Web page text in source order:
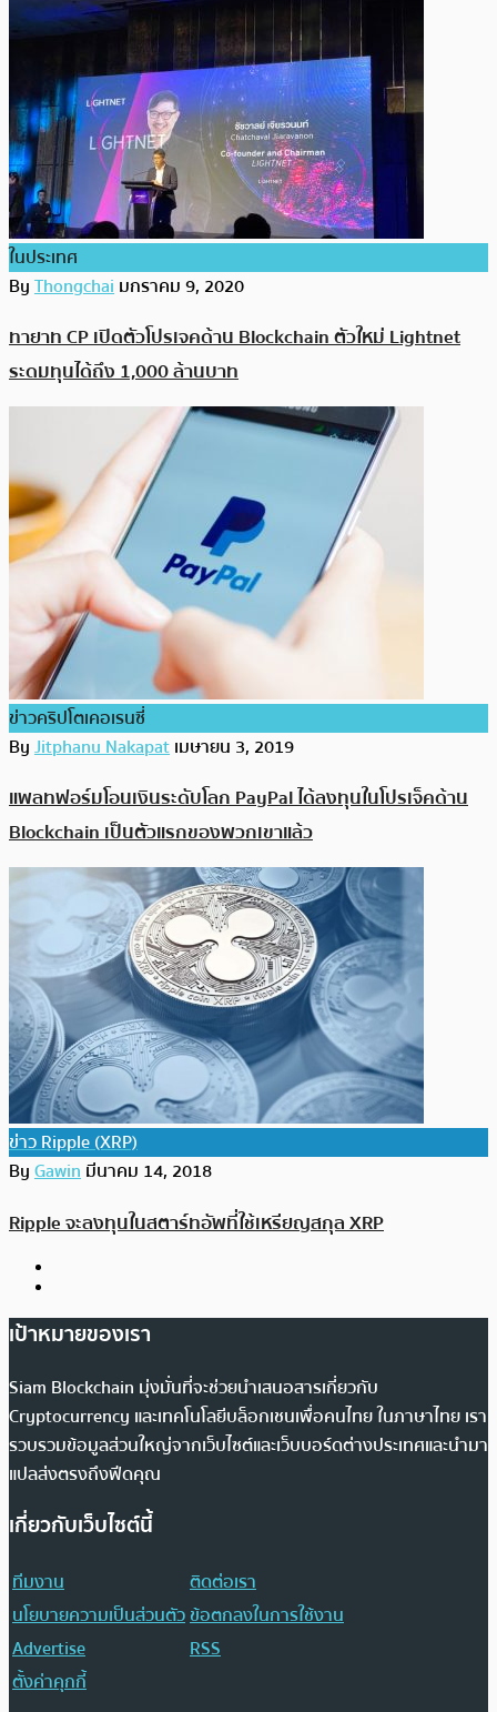
ในประเทศ
ByThongchaiมกราคม 9, 2020
ทายาท CP เปิดตัวโปรเจคด้าน Blockchain ตัวใหม่ Lightnet
ระดมทุนได้ถึง 1,000 ล้านบาท
ข่าวคริปโตเคอเรนซี่
ByJitphanu Nakapatเมษายน 3, 2019
แพลทฟอร์มโอนเงินระดับโลก PayPal ได้ลงทุนในโปรเจ็คด้าน
Blockchain เป็นตัวแรกของพวกเขาแล้ว
ข่าว Ripple (XRP)
ByGawinมีนาคม 14, 2018
Ripple จะลงทุนในสตาร์ทอัพที่ใช้เหรียญสกุล XRP
เป้าหมายของเรา
Siam Blockchain มุ่งมั่นที่จะช่วยนำเสนอสารเกี่ยวกับ
Cryptocurrency และเทคโนโลยีบล็อกเชนเพื่อคนไทย ในภาษาไทย เรา
รวบรวมข้อมูลส่วนใหญ่จากเว็บไซต์และเว็บบอร์ดต่างประเทศและนำมา
แปลส่งตรงถึงฟีดคุณ
เกี่ยวกับเว็บไซต์นี้
ทีมงาน
ติดต่อเรา
นโยบายความเป็นส่วนตัวข้อตกลงในการใช้งาน
Advertise
RSS
ตั้งค่าคุกกี้